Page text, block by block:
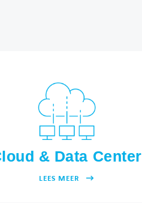
& Data Center
LEES MEER